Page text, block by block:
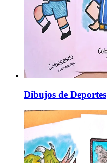
Dibujos de Deportes